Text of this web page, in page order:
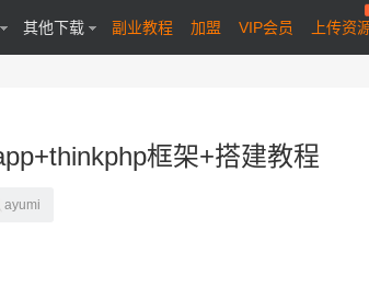
其他下载 副业教程 加盟 VIP会员 上传资
框架+搭建教程
ayumi